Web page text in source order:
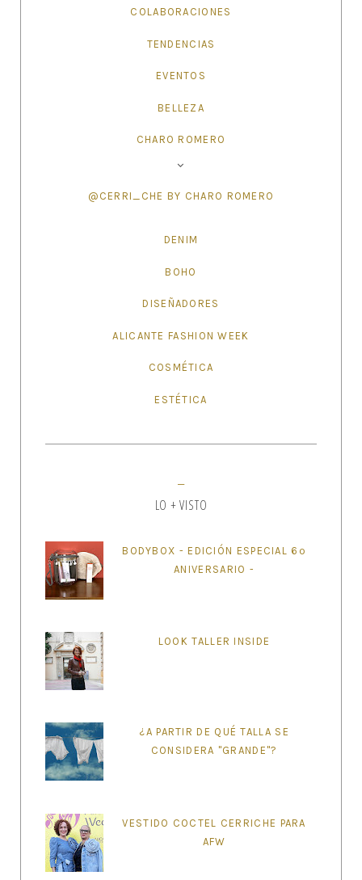
COLABORACIONES
TENDENCIAS
EVENTOS
BELLEZA
CHARO ROMERO
@CERRI_CHE BY CHARO ROMERO
DENIM
BOHO
DISEÑADORES
ALICANTE FASHION WEEK
COSMÉTICA
ESTÉTICA
LO + VISTO
BODYBOX - EDICIÓN ESPECIAL 6º
ANIVERSARIO -
LOOK TALLER INSIDE
¿A PARTIR DE QUÉ TALLA SE
CONSIDERA "GRANDE"?
VESTIDO COCTEL CERRICHE PARA
AFW